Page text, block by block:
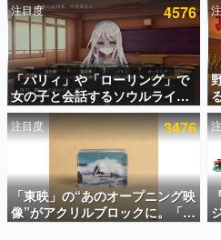
電ファミのいま読まれている記事
アプリセール情報
インタビュー
連載・特集一覧
殿堂入り記事
SNS拡散数が数千以上
ど。多くの人々に読ま
事をまとめました。
注目度 4576
「パリィ」や「ローリング」で
女の子と会話するソウルライク
恋愛ゲーム『小早川さんはソウ
ルライク』無料公開。返事に失
敗すると「YOU DIED」
注目度 3476
「東映」の“あのオープニング映
像”がアクリルブロックに。「東
映ヒストリカル グッズコレクシ